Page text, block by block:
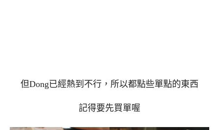
但Dong已經熱到不行，所以都點些單點的東西
記得要先買單喔